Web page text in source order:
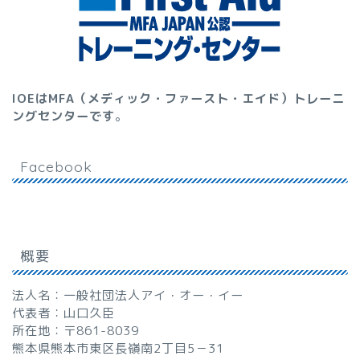
IOEはMFA（メディック・ファースト・エイド）トレーニ
ングセンターです。
Facebook
概要
法人名：一般社団法人アイ・オー・イー
代表者：山口久臣
所在地：〒861-8039
熊本県熊本市東区長嶺南2丁目5－31